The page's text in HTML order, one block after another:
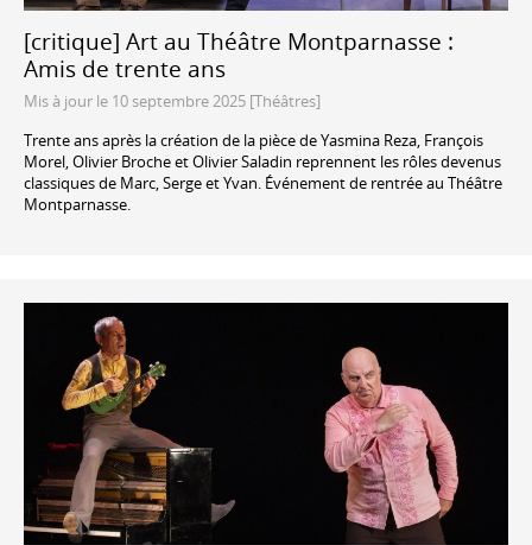
[critique] Art au Théâtre Montparnasse :
Amis de trente ans
Mis à jour le 10 septembre 2025 [Théâtres]
Trente ans après la création de la pièce de Yasmina Reza, François
Morel, Olivier Broche et Olivier Saladin reprennent les rôles devenus
classiques de Marc, Serge et Yvan. Événement de rentrée au Théâtre
Montparnasse.